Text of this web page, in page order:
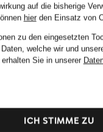
ab 59,99 €
Ursprünglich:85,99 €
auf die bisherige
hierden Einsatz von
zu den eingesetzten
welche wir und
Sie in unserer
ICH STIMME ZU